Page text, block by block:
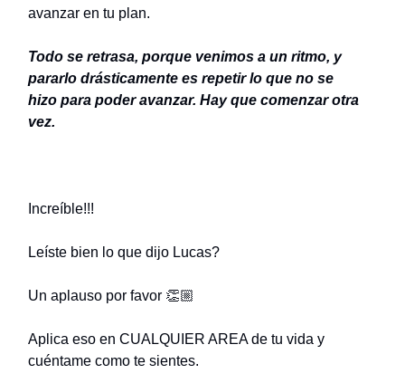
avanzar en tu plan.
Todo se retrasa, porque venimos a un ritmo, y
pararlo drásticamente es repetir lo que no se
hizo para poder avanzar. Hay que comenzar otra
vez.
Increíble!!!
Leíste bien lo que dijo Lucas?
Un aplauso por favor 👏🏼
Aplica eso en CUALQUIER AREA de tu vida y
cuéntame como te sientes.